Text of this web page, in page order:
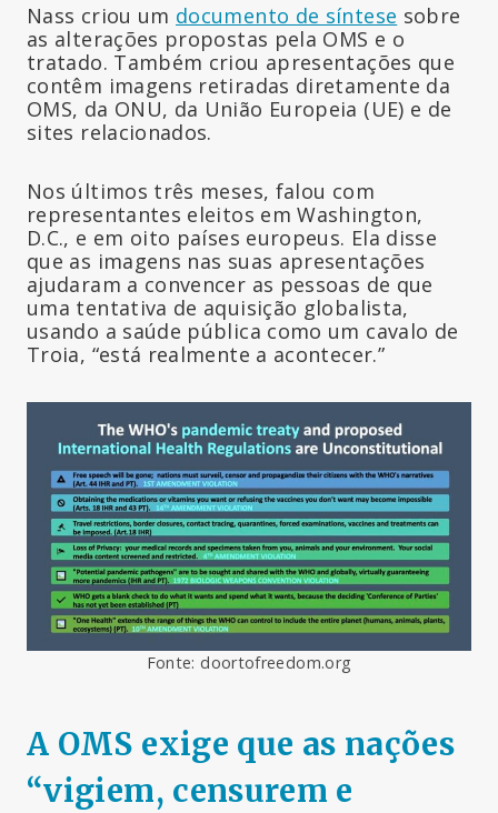
Nass criou um documento de síntese sobre
as alterações propostas pela OMS e o
tratado. Também criou apresentações que
contêm imagens retiradas diretamente da
OMS, da ONU, da União Europeia (UE) e de
sites relacionados.
Nos últimos três meses, falou com
representantes eleitos em Washington,
D.C., e em oito países europeus. Ela disse
que as imagens nas suas apresentações
ajudaram a convencer as pessoas de que
uma tentativa de aquisição globalista,
usando a saúde pública como um cavalo de
Troia, “está realmente a acontecer.”
Fonte: doortofreedom.org
A OMS exige que as nações
“vigiem, censurem e